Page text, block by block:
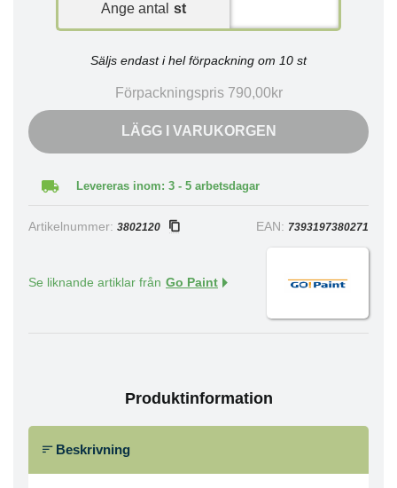
Ange antal st
Säljs endast i hel förpackning om 10 st
Förpackningspris 790,00kr
LÄGG I VARUKORGEN
Levereras inom: 3 - 5 arbetsdagar
Artikelnummer: 3802120 EAN: 7393197380271
Se liknande artiklar från Go Paint
Produktinformation
Beskrivning